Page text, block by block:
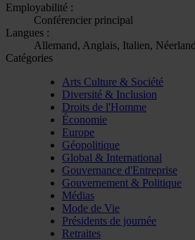
Employabilité :
Conférencier principal
Langues :
Allemand, Anglais, Italien,
Catégories
Arts Culture & Société
Diversité & Inclusion
Droits de l'Homme
Économie
Europe
Géopolitique
Global & International
Gouvernance d'Entreprise
Gouvernement & Politique
Médias
Mode de Vie
Présidents de journée
Retraites